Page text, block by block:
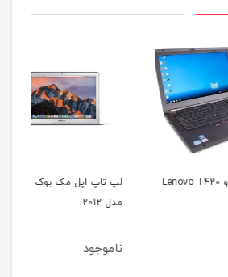
لپ تاپ اپل مک بوک ایر